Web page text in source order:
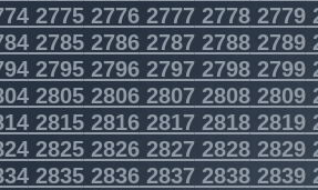
27752776277727782779
27852786278727882789
27952796279727982799
28052806280728082809
28152816281728182819
28252826282728282829
28352836283728382839